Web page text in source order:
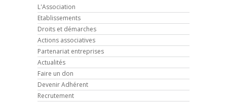
L'Association
Etablissements
Droits et démarches
Actions associatives
Partenariat entreprises
Actualités
Faire un don
Devenir Adhérent
Recrutement